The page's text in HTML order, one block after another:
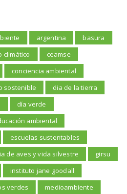
argentina
basura
climático
ceamse
conciencia ambiental
sostenible
dia de la tierra
día verde
ambiental
escuelas sustentables
de aves y vida silvestre
girsu
instituto jane goodall
verdes
medioambiente